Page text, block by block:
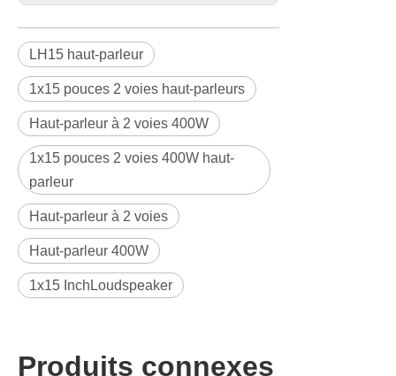
LH15 haut-parleur
1x15 pouces 2 voies haut-parleurs
Haut-parleur à 2 voies 400W
1x15 pouces 2 voies 400W haut-
parleur
Haut-parleur à 2 voies
Haut-parleur 400W
1x15 InchLoudspeaker
Produits connexes